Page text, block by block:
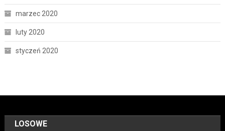
marzec 2020
luty 2020
styczeń 2020
LOSOWE